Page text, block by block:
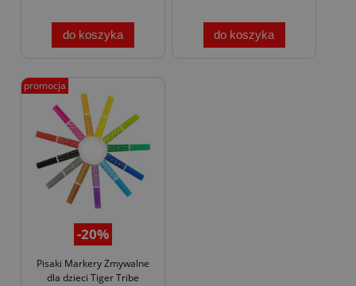
do koszyka do koszyka
-20%
Pisaki Markery Zmywalne
dla dzieci Tiger Tribe
promocja